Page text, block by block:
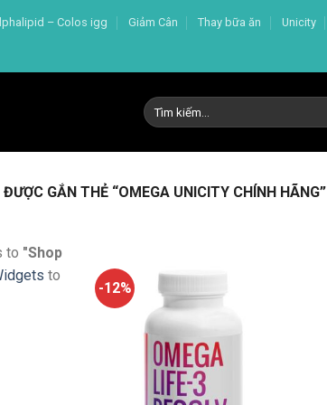
– Colos igg Giảm Cân Thay bữa ăn Unicity
Tìm
kiếm:
GẮN THẺ “OMEGA UNICITY CHÍNH HÃNG”
to "Shop
to
-12%